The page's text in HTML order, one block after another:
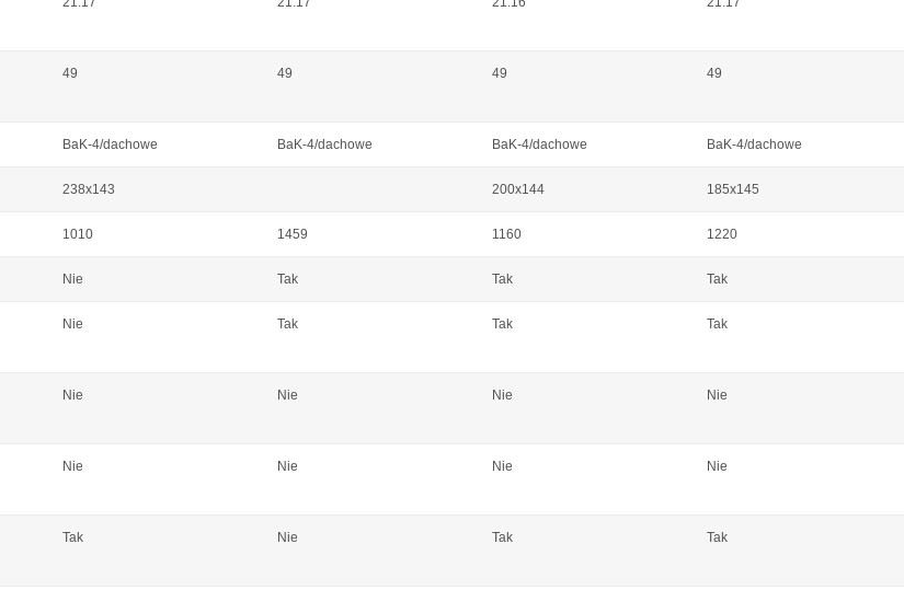
49 49 49 49
BaK-4/dachowe BaK-4/dachowe BaK-4/dachowe BaK-4/dachowe
238x143 200x144 185x145
1010 1459 1160 1220
Nie Tak Tak Tak
Nie Tak Tak Tak
Nie Nie Nie Nie
Nie Nie Nie Nie
Tak Nie Tak Tak